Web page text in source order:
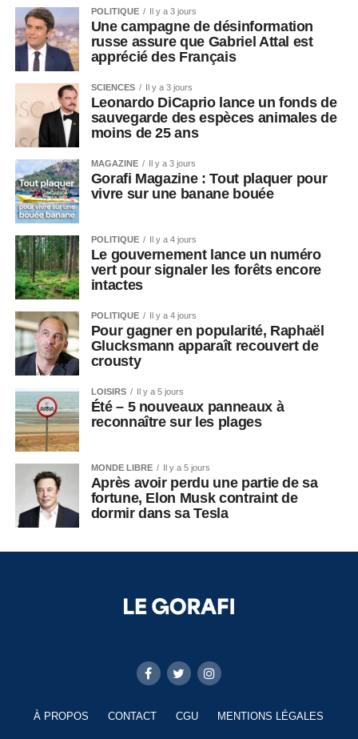
POLITIQUE Il y a 3 jours
Une campagne de désinformation
russe assure que Gabriel Attal est
apprécié des Français
SCIENCES Il y a 3 jours
Leonardo DiCaprio lance un fonds de
sauvegarde des espèces animales de
moins de 25 ans
MAGAZINE Il y a 3 jours
Gorafi Magazine : Tout plaquer pour
vivre sur une banane bouée
POLITIQUE Il y a 4 jours
Le gouvernement lance un numéro
vert pour signaler les forêts encore
intactes
POLITIQUE Il y a 4 jours
Pour gagner en popularité, Raphaël
Glucksmann apparaît recouvert de
crousty
LOISIRS Il y a 5 jours
Été – 5 nouveaux panneaux à
reconnaître sur les plages
MONDE LIBRE Il y a 5 jours
Après avoir perdu une partie de sa
fortune, Elon Musk contraint de
dormir dans sa Tesla
À PROPOS CONTACT CGU MENTIONS LÉGALES